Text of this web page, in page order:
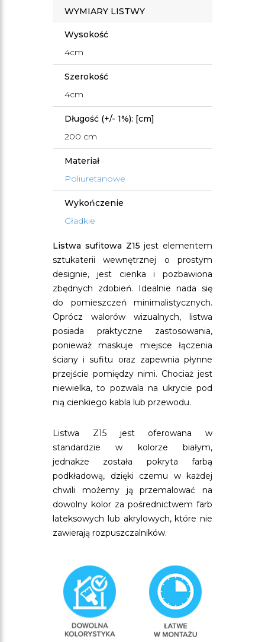
WYMIARY LISTWY
Wysokość
4cm
Szerokość
4cm
Długość (+/- 1%): [cm]
200 cm
Materiał
Poliuretanowe
Wykończenie
Gładkie
Listwa sufitowa Z15 jest elementem
sztukaterii wewnętrznej o prostym
designie, jest cienka i pozbawiona
zbędnych zdobień. Idealnie nada się
do pomieszczeń minimalistycznych.
Oprócz walorów wizualnych, listwa
posiada praktyczne zastosowania,
ponieważ maskuje miejsce łączenia
ściany i sufitu oraz zapewnia płynne
przejście pomiędzy nimi. Chociaż jest
niewielka, to pozwala na ukrycie pod
nią cienkiego kabla lub przewodu.
Listwa Z15 jest oferowana w
standardzie w kolorze białym,
jednakże została pokryta farbą
podkładową, dzięki czemu w każdej
chwili możemy ją przemalować na
dowolny kolor za pośrednictwem farb
lateksowych lub akrylowych, które nie
zawierają rozpuszczalników.